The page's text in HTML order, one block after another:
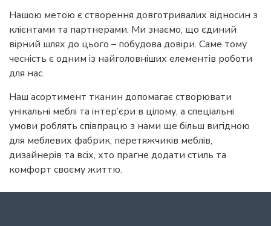
Нашою метою є створення довготривалих відносин з
клієнтами та партнерами. Ми знаємо, що єдиний
вірний шлях до цього – побудова довіри. Саме тому
чесність є одним із найголовніших елементів роботи
для нас.
Наш асортимент тканин допомагає створювати
унікальні меблі та інтер’єри в цілому, а спеціальні
умови роблять співпрацю з нами ще більш вигідною
для меблевих фабрик, перетяжчиків меблів,
дизайнерів та всіх, хто прагне додати стиль та
комфорт своєму життю.